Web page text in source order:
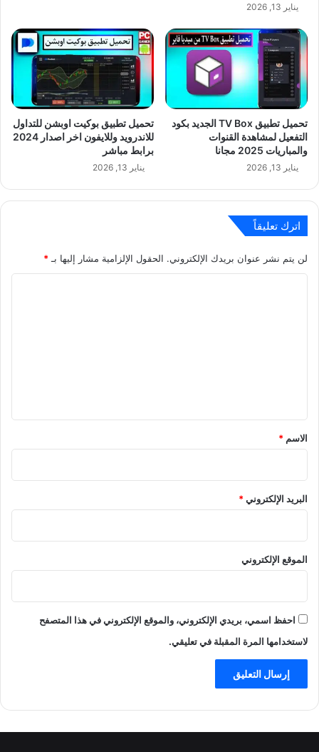
يناير 13, 2026
تحميل تطبيق TV Box الجديد بكود
التفعيل لمشاهدة القنوات
والمباريات 2025 مجانا
يناير 13, 2026
تحميل تطبيق بوكيت اوبشن للتداول
للاندرويد وللايفون اخر اصدار 2024
برابط مباشر
يناير 13, 2026
اترك تعليقاً
لن يتم نشر عنوان بريدك الإلكتروني. الحقول الإلزامية مشار إليها بـ *
*
الاسم *
البريد الإلكتروني*
الموقع الإلكتروني
احفظ اسمي، بريدي الإلكتروني، والموقع الإلكتروني في هذا المتصفح
لاستخدامها المرة المقبلة في تعليقي.